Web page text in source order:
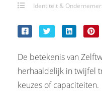
Identiteit &
De betekenis van
herhaaldelijk in twijfel
keuzes of capaciteiten.